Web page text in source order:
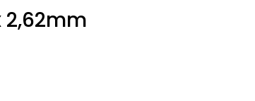
2,62mm